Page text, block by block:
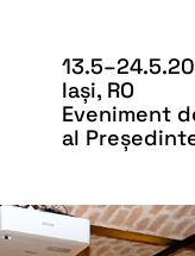
Iași, RO
Eveniment
al